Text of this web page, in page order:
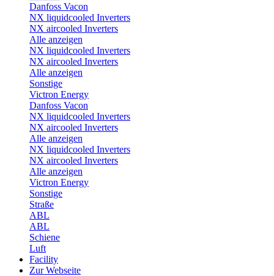
Danfoss Vacon
NX liquidcooled Inverters
NX aircooled Inverters
Alle anzeigen
NX liquidcooled Inverters
NX aircooled Inverters
Alle anzeigen
Sonstige
Victron Energy
Danfoss Vacon
NX liquidcooled Inverters
NX aircooled Inverters
Alle anzeigen
NX liquidcooled Inverters
NX aircooled Inverters
Alle anzeigen
Victron Energy
Sonstige
Straße
ABL
ABL
Schiene
Luft
Facility
Zur Webseite